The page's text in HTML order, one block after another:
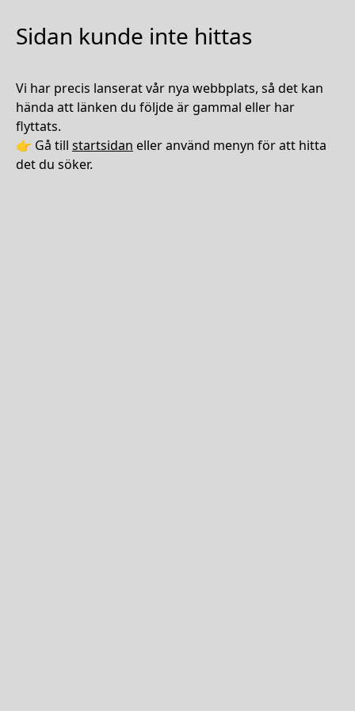
Sidan kunde inte hittas
Vi har precis lanserat vår nya webbplats, så det kan
hända att länken du följde är gammal eller har
flyttats.
👉 Gå till startsidan eller använd menyn för att hitta
det du söker.